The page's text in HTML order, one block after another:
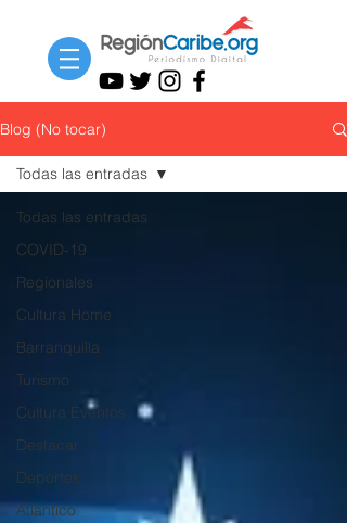
Blog (No tocar)
Todas las entradas
COVID-19
Regionales
Cultura Home
Barranquilla
Turismo
Cultura Eventos
Destacar
Deportes
Atlántico
Todas las entradas